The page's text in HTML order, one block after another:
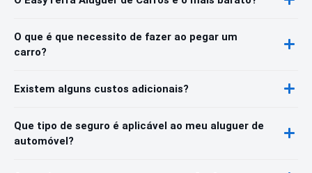
O que é que necessito de fazer ao pegar um
carro?
Existem alguns custos adicionais?
Que tipo de seguro é aplicável ao meu aluguer de
automóvel?